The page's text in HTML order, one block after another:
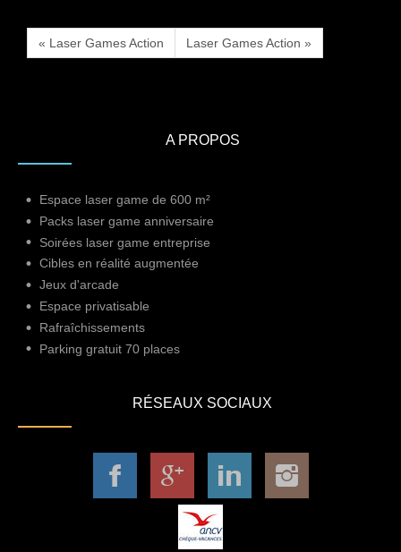
« Laser Games Action Laser Games Action »
A PROPOS
Espace laser game de 600 m²
Packs laser game anniversaire
Soirées laser game entreprise
Cibles en réalité augmentée
Jeux d'arcade
Espace privatisable
Rafraîchissements
Parking gratuit 70 places
RÉSEAUX SOCIAUX